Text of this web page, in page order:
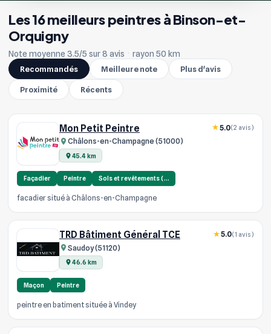
Les 16 meilleurs peintres à Binson-et-
Orquigny
Note moyenne 3.5/5 sur 8 avis · rayon 50 km
Recommandés
Meilleure note Plus d'avis
Proximité Récents
Mon Petit Peintre
Châlons-en-Champagne (51000)
45.4 km
5.0(2 avis)
Façadier Peintre Sols et revêtements (…
facadier situé à Châlons-en-Champagne
TRD Bâtiment Général TCE
Saudoy (51120)
46.6 km
5.0(1 avis)
Maçon Peintre
peintre en batiment située à Vindey